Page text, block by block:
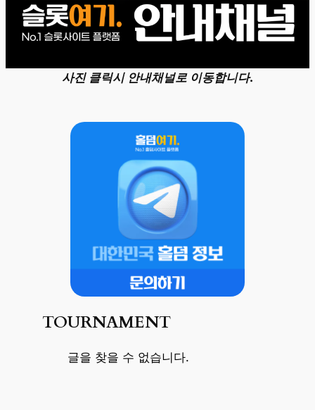
사진 클릭시 안내채널로 이동합니다.
TOURNAMENT
글을 찾을 수 없습니다.